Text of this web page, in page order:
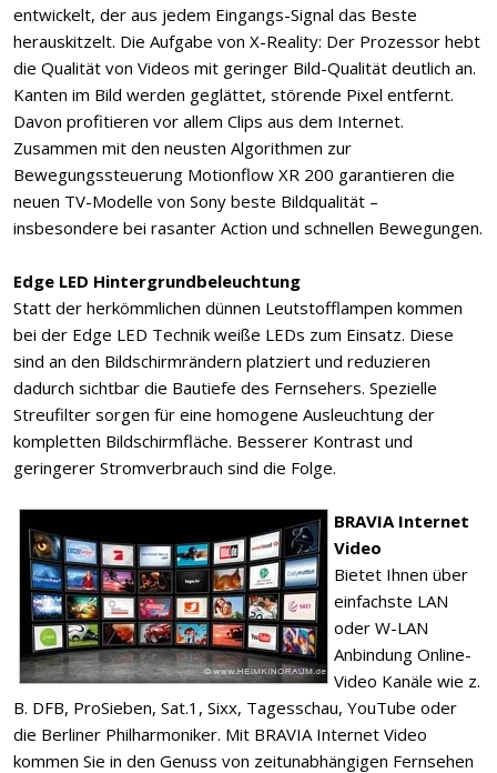
entwickelt, der aus jedem Eingangs-Signal das Beste
herauskitzelt. Die Aufgabe von X-Reality: Der Prozessor hebt
die Qualität von Videos mit geringer Bild-Qualität deutlich an.
Kanten im Bild werden geglättet, störende Pixel entfernt.
Davon profitieren vor allem Clips aus dem Internet.
Zusammen mit den neusten Algorithmen zur
Bewegungssteuerung Motionflow XR 200 garantieren die
neuen TV-Modelle von Sony beste Bildqualität –
insbesondere bei rasanter Action und schnellen Bewegungen.
Edge LED Hintergrundbeleuchtung
Statt der herkömmlichen dünnen Leutstofflampen kommen
bei der Edge LED Technik weiße LEDs zum Einsatz. Diese
sind an den Bildschirmrändern platziert und reduzieren
dadurch sichtbar die Bautiefe des Fernsehers. Spezielle
Streufilter sorgen für eine homogene Ausleuchtung der
kompletten Bildschirmfläche. Besserer Kontrast und
geringerer Stromverbrauch sind die Folge.
BRAVIA Internet
Video
Bietet Ihnen über
einfachste LAN
oder W-LAN
Anbindung Online-
Video Kanäle wie z.
B. DFB, ProSieben, Sat.1, Sixx, Tagesschau, YouTube oder
die Berliner Philharmoniker. Mit BRAVIA Internet Video
kommen Sie in den Genuss von zeitunabhängigen Fernsehen